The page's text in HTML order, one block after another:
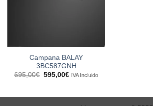
Campana BALAY
3BC587GNH
695,00€ El
595,00€ElIVA Incluido